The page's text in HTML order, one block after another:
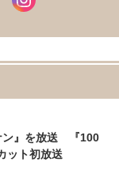
ン』を放送 『100
ット初放送